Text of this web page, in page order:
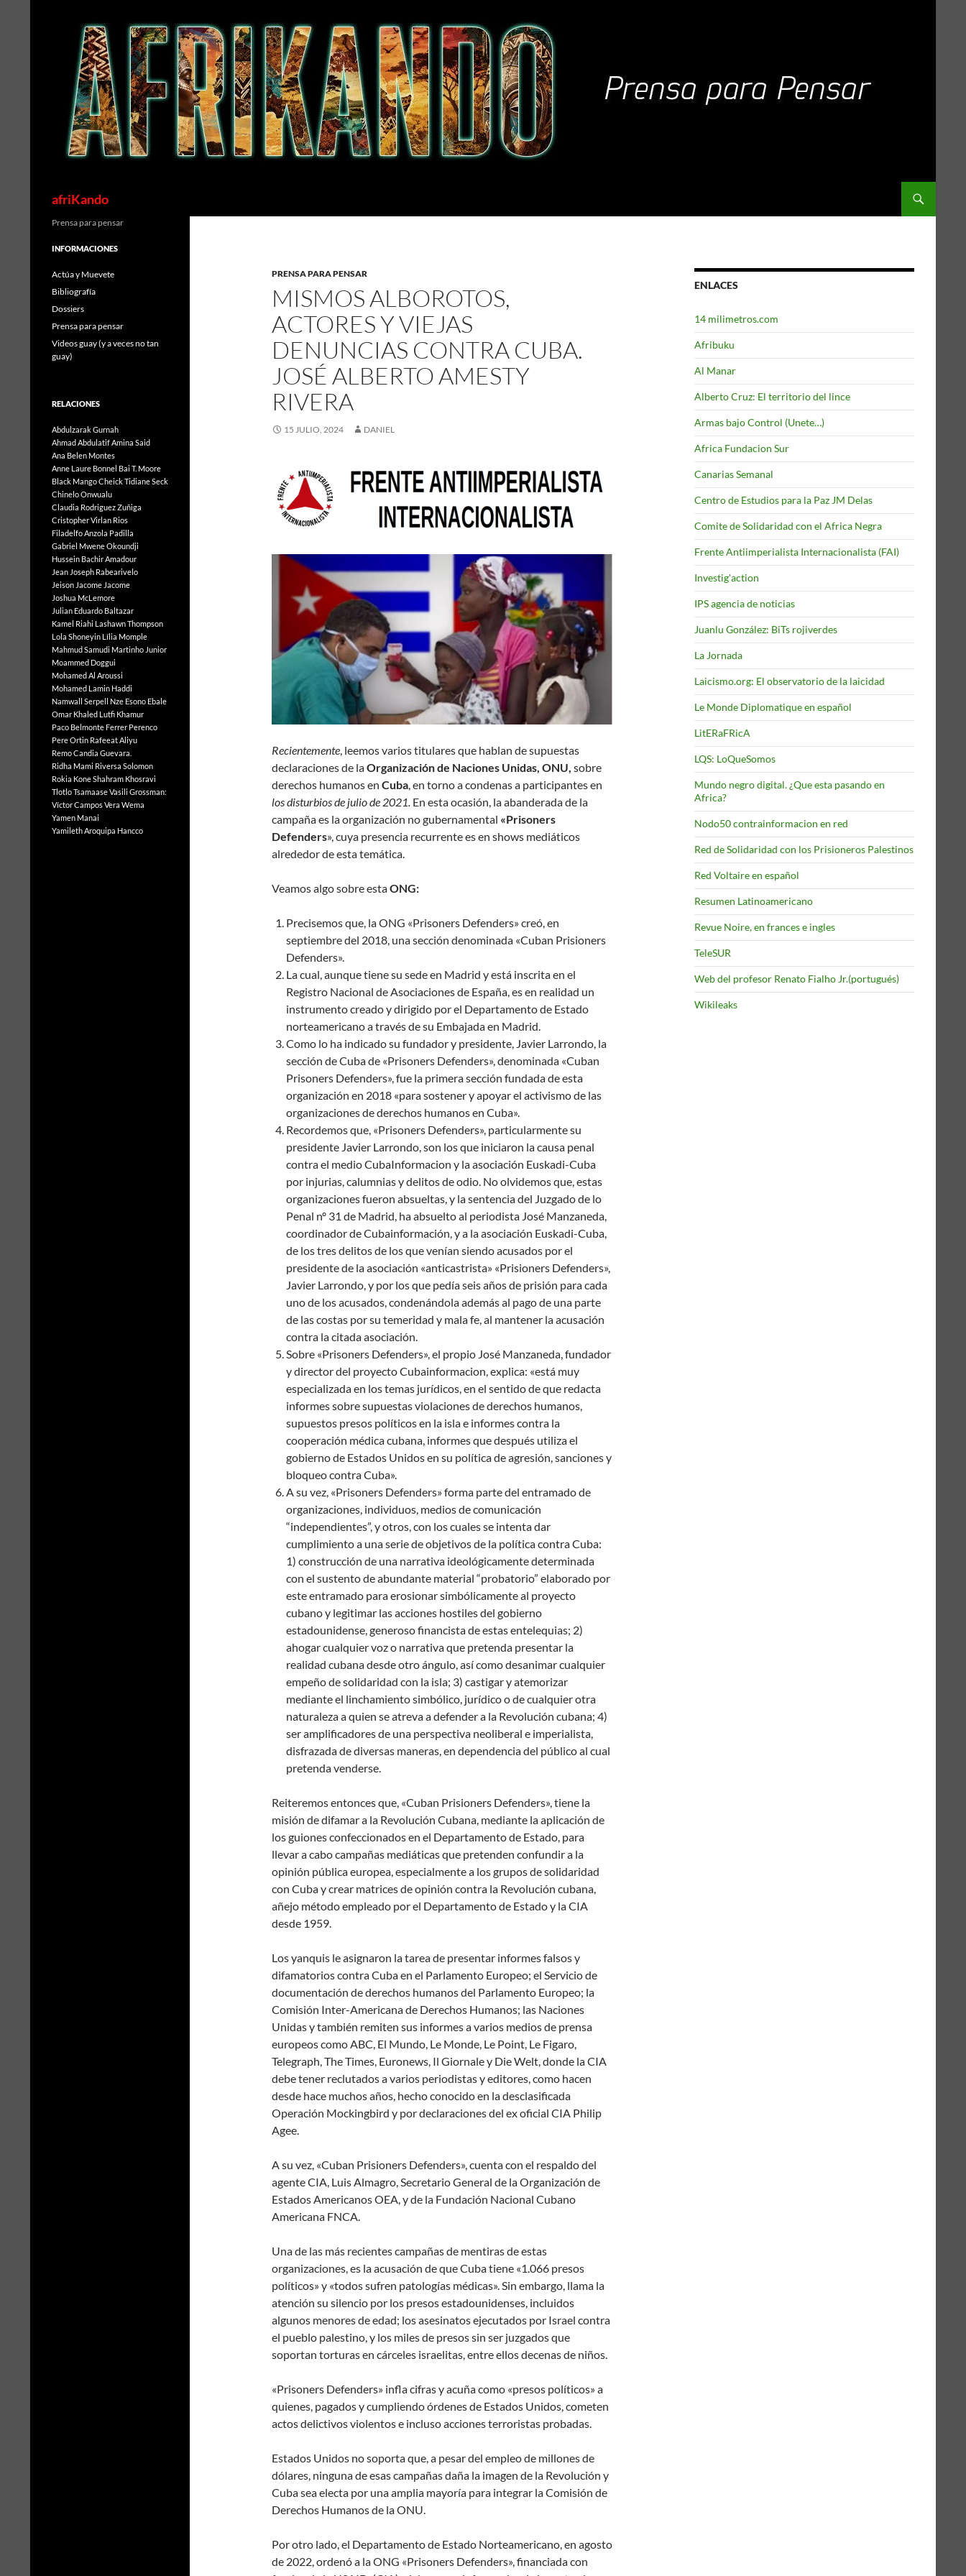
afriKando
PRENSA PARA PENSAR
MISMOS ALBOROTOS,
ACTORES Y VIEJAS
DENUNCIAS CONTRA CUBA.
JOSÉ ALBERTO AMESTY
RIVERA
15 JULIO, 2024 DANIEL
Recientemente, leemos varios titulares que hablan de supuestas
declaraciones de laOrganización de Naciones Unidas, ONU, sobre
derechos humanos en Cuba, en torno a condenas a participantes en
los disturbios de julio de 2021. En esta ocasión, la abanderada de la
campaña es la organización no gubernamental «Prisoners
Defenders», cuya presencia recurrente es en shows mediáticos
alrededor de esta temática.
Veamos algo sobre estaONG:
Precisemos que, la ONG «Prisoners Defenders» creó, en
septiembre del 2018, una sección denominada «Cuban Prisioners
Defenders».
La cual, aunque tiene su sede en Madrid y está inscrita en el
Registro Nacional de Asociaciones de España, es en realidad un
instrumento creado y dirigido por el Departamento de Estado
norteamericano a través de su Embajada en Madrid.
Como lo ha indicado su fundador y presidente, Javier Larrondo, la
sección de Cuba de «Prisoners Defenders», denominada «Cuban
Prisoners Defenders», fue la primera sección fundada de esta
organización en 2018 «para sostener y apoyar el activismo de las
organizaciones de derechos humanos en Cuba».
Recordemos que, «Prisoners Defenders», particularmente su
presidente Javier Larrondo, son los que iniciaron la causa penal
contra el medio CubaInformacion y la asociación Euskadi-Cuba
por injurias, calumnias y delitos de odio. No olvidemos que, estas
organizaciones fueron absueltas, y la sentencia del Juzgado de lo
Penal nº 31 de Madrid, ha absuelto al periodista José Manzaneda,
coordinador de Cubainformación, y a la asociación Euskadi-Cuba,
de los tres delitos de los que venían siendo acusados por el
presidente de la asociación «anticastrista» «Prisioners Defenders»,
Javier Larrondo, y por los que pedía seis años de prisión para cada
uno de los acusados, condenándola además al pago de una parte
de las costas por su temeridad y mala fe, al mantener la acusación
contra la citada asociación.
Sobre «Prisoners Defenders», el propio José Manzaneda, fundador
y director del proyecto Cubainformacion, explica: «está muy
especializada en los temas jurídicos, en el sentido de que redacta
informes sobre supuestas violaciones de derechos humanos,
supuestos presos políticos en la isla e informes contra la
cooperación médica cubana, informes que después utiliza el
gobierno de Estados Unidos en su política de agresión, sanciones y
bloqueo contra Cuba».
A su vez, «Prisoners Defenders» forma parte del entramado de
organizaciones, individuos, medios de comunicación
“independientes”, y otros, con los cuales se intenta dar
cumplimiento a una serie de objetivos de la política contra Cuba:
1) construcción de una narrativa ideológicamente determinada
con el sustento de abundante material “probatorio” elaborado por
este entramado para erosionar simbólicamente al proyecto
cubano y legitimar las acciones hostiles del gobierno
estadounidense, generoso financista de estas entelequias; 2)
ahogar cualquier voz o narrativa que pretenda presentar la
realidad cubana desde otro ángulo, así como desanimar cualquier
empeño de solidaridad con la isla; 3) castigar y atemorizar
mediante el linchamiento simbólico, jurídico o de cualquier otra
naturaleza a quien se atreva a defender a la Revolución cubana; 4)
ser amplificadores de una perspectiva neoliberal e imperialista,
disfrazada de diversas maneras, en dependencia del público al cual
pretenda venderse.
Reiteremos entonces que, «Cuban Prisioners Defenders», tiene la
misión de difamar a la Revolución Cubana, mediante la aplicación de
los guiones confeccionados en el Departamento de Estado, para
llevar a cabo campañas mediáticas que pretenden confundir a la
opinión pública europea, especialmente a los grupos de solidaridad
con Cuba y crear matrices de opinión contra la Revolución cubana,
añejo método empleado por el Departamento de Estado y la CIA
desde 1959.
Los yanquis le asignaron la tarea de presentar informes falsos y
difamatorios contra Cuba en el Parlamento Europeo; el Servicio de
documentación de derechos humanos del Parlamento Europeo; la
Comisión Inter-Americana de Derechos Humanos; las Naciones
Unidas y también remiten sus informes a varios medios de prensa
europeos como ABC, El Mundo, Le Monde, Le Point, Le Figaro,
Telegraph, The Times, Euronews, Il Giornale y Die Welt, donde la CIA
debe tener reclutados a varios periodistas y editores, como hacen
desde hace muchos años, hecho conocido en la desclasificada
Operación Mockingbird y por declaraciones del ex oficial CIA Philip
Agee.
A su vez, «Cuban Prisioners Defenders», cuenta con el respaldo del
agente CIA, Luis Almagro, Secretario General de la Organización de
Estados Americanos OEA, y de la Fundación Nacional Cubano
Americana FNCA.
Una de las más recientes campañas de mentiras de estas
organizaciones, es la acusación de que Cuba tiene «1.066 presos
políticos» y «todos sufren patologías médicas». Sin embargo, llama la
atención su silencio por los presos estadounidenses, incluidos
algunos menores de edad; los asesinatos ejecutados por Israel contra
el pueblo palestino, y los miles de presos sin ser juzgados que
soportan torturas en cárceles israelitas, entre ellos decenas de niños.
«Prisoners Defenders» infla cifras y acuña como «presos políticos» a
quienes, pagados y cumpliendo órdenes de Estados Unidos, cometen
actos delictivos violentos e incluso acciones terroristas probadas.
Estados Unidos no soporta que, a pesar del empleo de millones de
dólares, ninguna de esas campañas daña la imagen de la Revolución y
Cuba sea electa por una amplia mayoría para integrar la Comisión de
Derechos Humanos de la ONU.
Por otro lado, el Departamento de Estado Norteamericano, en agosto
de 2022, ordenó a la ONG «Prisoners Defenders», financiada con
ENLACES
14 milimetros.com
Afribuku
Al Manar
Alberto Cruz: El territorio del lince
Armas bajo Control (Unete…)
Africa Fundacion Sur
Canarias Semanal
Centro de Estudios para la Paz JM Delas
Comite de Solidaridad con el Africa Negra
Frente Antiimperialista Internacionalista (FAI)
Investig'action
IPS agencia de noticias
Juanlu González: BiTs rojiverdes
La Jornada
Laicismo.org: El observatorio de la laicidad
Le Monde Diplomatique en español
LitERaFRicA
LQS: LoQueSomos
Mundo negro digital. ¿Que esta pasando en
Africa?
Nodo50 contrainformacion en red
Red de Solidaridad con los Prisioneros Palestinos
Red Voltaire en español
Resumen Latinoamericano
Revue Noire, en frances e ingles
TeleSUR
Web del profesor Renato Fialho Jr.(portugués)
Wikileaks
Prensa para pensar
INFORMACIONES
Actúa y Muevete
Bibliografía
Dossiers
Prensa para pensar
Videos guay (y a veces no tan
guay)
RELACIONES
Abdulzarak Gurnah
Ahmad AbdulatifAmina Said
Ana Belen Montes
Anne Laure Bonnel Bai T. Moore
Black MangoCheick Tidiane Seck
Chinelo Onwualu
Claudia Rodriguez Zuñiga
Cristopher Virlan Rios
Filadelfo Anzola Padilla
Gabriel Mwene Okoundji
Hussein Bachir Amadour
Jean Joseph Rabearivelo
Jeison Jacome Jacome
Joshua McLemore
Julian Eduardo Baltazar
Kamel Riahi Lashawn Thompson
Lola Shoneyin Lília Momple
Mahmud Samudi Martinho Junior
Moammed Doggui
Mohamed Al Aroussi
Mohamed Lamin Haddi
Namwall Serpell Nze Esono Ebale
Omar Khaled Lutfi Khamur
Paco Belmonte Ferrer Perenco
Pere Ortin Rafeeat Aliyu
Remo Candia Guevara.
Ridha Mami Riversa Solomon
Rokia KoneShahram Khosravi
Tlotlo TsamaaseVasili Grossman:
Víctor Campos Vera Wema
Yamen Manai
Yamileth Aroquipa Hancco